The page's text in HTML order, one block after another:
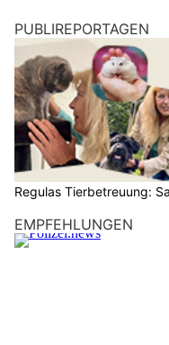
PUBLIREPORTAGEN
Regulas Tierbetreuung:
EMPFEHLUNGEN